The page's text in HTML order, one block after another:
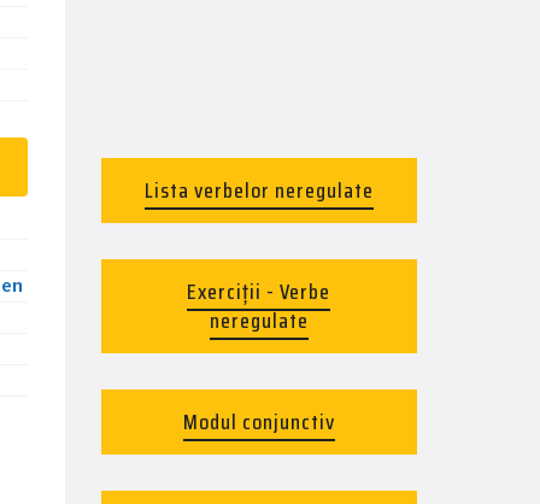
Lista verbelor neregulate
Exerciții - Verbe
neregulate
Modul conjunctiv